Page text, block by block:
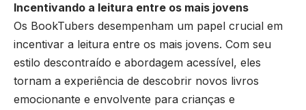
Incentivando a leitura entre os mais jovens
Os BookTubers desempenham um papel crucial em
incentivar a leitura entre os mais jovens. Com seu
estilo descontraído e abordagem acessível, eles
tornam a experiência de descobrir novos livros
emocionante e envolvente para crianças e